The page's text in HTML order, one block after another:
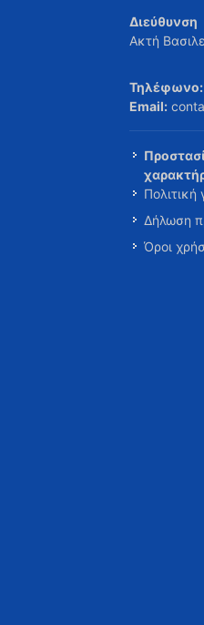
Διεύθυνση
Ακτή
Τηλέφωνο:
Email:
Δήλωση
Όροι